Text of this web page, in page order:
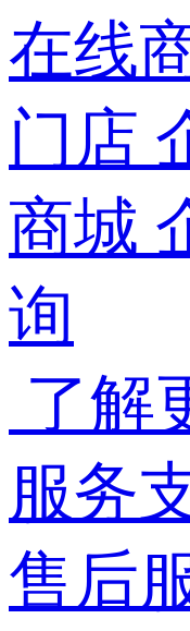
在线
门店
商城
询
了解
服务
售后